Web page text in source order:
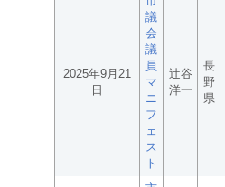
2025年9月21
日
議
会
議
員
マ
ニ
フ
ェ
ス
ト
辻谷
洋一
長
野
県